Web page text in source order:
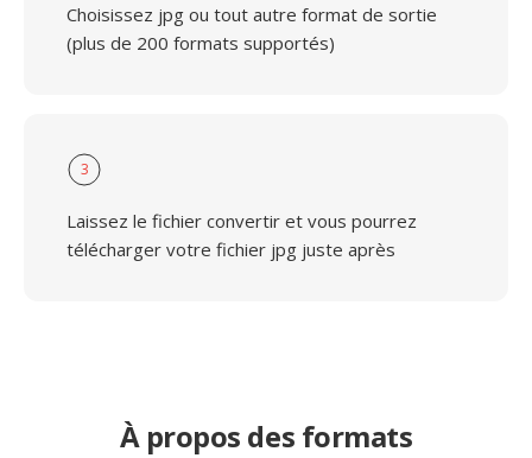
Choisissez jpg ou tout autre format de sortie
(plus de 200 formats supportés)
3
Laissez le fichier convertir et vous pourrez
télécharger votre fichier jpg juste après
À propos des formats